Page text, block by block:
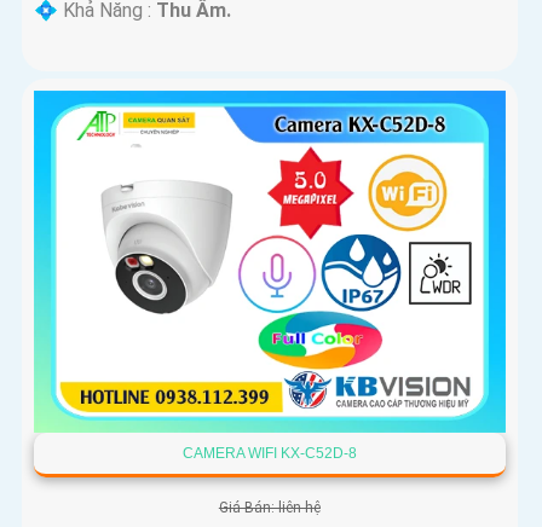
️💠 Khả Năng : Thu Âm.
CAMERA WIFI KX-C52D-8
Giá Bán: liên hệ